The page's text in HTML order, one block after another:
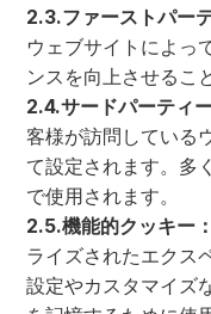
2.3.ファーストパー
ウェブサイトによっ
ンスを向上させるこ
2.4.サードパーティ
客様が訪問している
て設定されます。多
で使用されます。
2.5.機能的クッキー：
ライズされたエクス
設定やカスタマイズ